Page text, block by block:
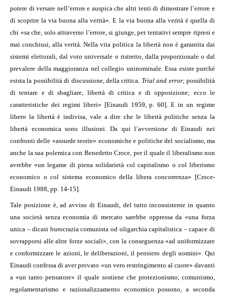
potere di versare nell’errore e auspica che altri tenti di dimostrare l’errore e
di scoprire la via buona alla verità». E la via buona alla verità è quella di
chi «sa che, solo attraverso l’errore, si giunge, per tentativi sempre ripresi e
mai conchiusi, alla verità. Nella vita politica la libertà non è garantita dai
sistemi elettorali, dal voto universale o ristretto, dalla proporzionale o dal
prevalere della maggioranza nel collegio uninominale. Essa esiste purché
esista la possibilità di discussione, della critica. Trial and error; possibilità
di tentare e di sbagliare, libertà di critica e di opposizione; ecco le
caratteristiche dei regimi liberi» [Einaudi 1959, p. 60]. E in un regime
libero la libertà è indivisa, vale a dire che le libertà politiche senza la
libertà economica sono illusioni. Da qui l’avversione di Einaudi nei
confronti delle «assurde teorie» economiche e politiche del socialismo, ma
anche la sua polemica con Benedetto Croce, per il quale il liberalismo non
avrebbe «un legame di piena solidarietà col capitalismo o col liberismo
economico o col sistema economico della libera concorrenza» [Croce-
Einaudi 1988, pp. 14-15].
Tale posizione è, ad avviso di Einaudi, del tutto inconsistente in quanto
una società senza economia di mercato sarebbe oppressa da «una forza
unica – dicasi burocrazia comunista od oligarchia capitalistica – capace di
sovrapporsi alle altre forze sociali», con la conseguenza «ad uniformizzare
e conformizzare le azioni, le deliberazioni, il pensiero degli uomini». Qui
Einaudi confessa di aver provato «un vero restringimento al cuore» davanti
a «un tanto pensatore» il quale sostiene che protezionismo, comunismo,
regolamentarismo e razionalizzamento economico possono, a seconda